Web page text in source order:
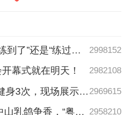
都会超出预计，我们也
人说。
场挤满了前来参观的游
以及大量COSER（角
运动后酸痛，是“练到了”还是“练过了”？ 2998152
幕式就在明天！ 2982108
89岁钟南山每周健身3次，现场展示常用拉力器 2969615
万绿湖鲜竞鲜、中山乳鸽争香，“粤菜师傅”烹南粤百味、人间烟火 2958210